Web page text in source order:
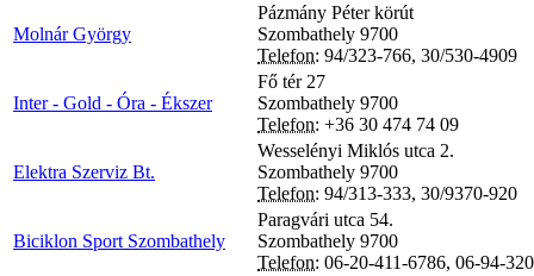
Molnár György
Pázmány Péter körút
Szombathely 9700
Telefon: 94/323-766, 30/530-4909
Inter - Gold - Óra - Ékszer
Fő tér 27
Szombathely 9700
Telefon: +36 30 474 74 09
Elektra Szerviz Bt.
Wesselényi Miklós utca 2.
Szombathely 9700
Telefon: 94/313-333, 30/9370-920
Biciklon Sport Szombathely
Paragvári utca 54.
Szombathely 9700
Telefon: 06-20-411-6786, 06-94-